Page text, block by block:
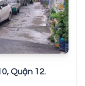
Quận 12.